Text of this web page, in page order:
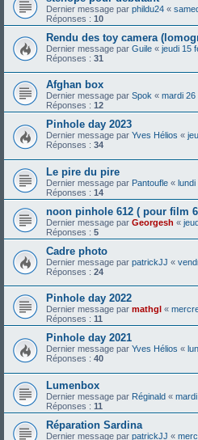
Dernier message par phildu24 «
Réponses : 10
Rendu des toy camera
Dernier message par Guile « jeudi 15
Réponses : 31
Afghan box
Dernier message par Spok « mardi 26
Réponses : 12
Pinhole day 2023
Dernier message par Yves Hélios «
Réponses : 34
Le pire du pire
Dernier message par Pantoufle « lundi
Réponses : 14
noon pinhole 612 ( pour film
Dernier message par Georgesh «
Réponses : 5
Cadre photo
Dernier message par patrickJJ «
Réponses : 24
Pinhole day 2022
Dernier message par mathgl «
Réponses : 11
Pinhole day 2021
Dernier message par Yves Hélios «
Réponses : 40
Lumenbox
Dernier message par Réginald «
Réponses : 11
Réparation Sardina
Dernier message par patrickJJ «